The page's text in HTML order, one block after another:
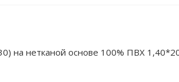
на нетканой основе 100% ПВХ